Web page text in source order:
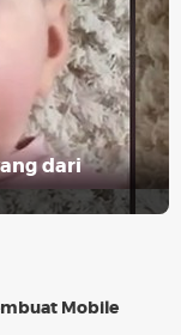
dari
Mobile